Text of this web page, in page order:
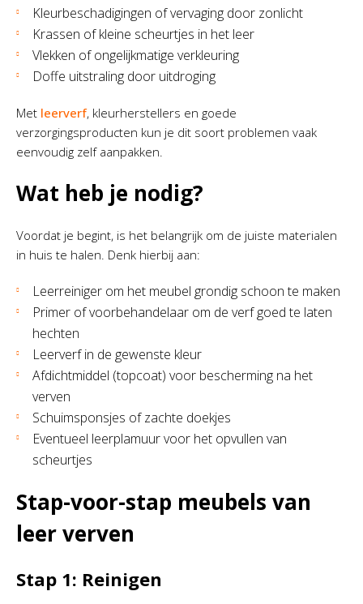
Kleurbeschadigingen of vervaging door zonlicht
Krassen of kleine scheurtjes in het leer
Vlekken of ongelijkmatige verkleuring
Doffe uitstraling door uitdroging
Met leerverf, kleurherstellers en goede
verzorgingsproducten kun je dit soort problemen vaak
eenvoudig zelf aanpakken.
Wat heb je nodig?
Voordat je begint, is het belangrijk om de juiste materialen
in huis te halen. Denk hierbij aan:
Leerreiniger om het meubel grondig schoon te maken
Primer of voorbehandelaar om de verf goed te laten
hechten
Leerverf in de gewenste kleur
Afdichtmiddel (topcoat) voor bescherming na het
verven
Schuimsponsjes of zachte doekjes
Eventueel leerplamuur voor het opvullen van
scheurtjes
Stap-voor-stap meubels van
leer verven
Stap 1: Reinigen